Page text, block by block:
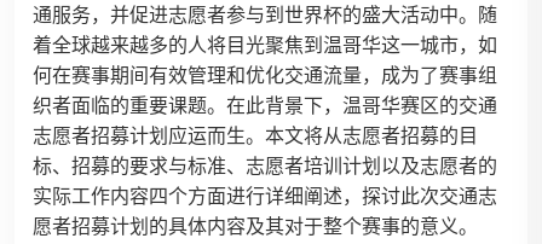
通服务，并促进志愿者参与到世界杯的盛大活动中。随
着全球越来越多的人将目光聚焦到温哥华这一城市，如
何在赛事期间有效管理和优化交通流量，成为了赛事组
织者面临的重要课题。在此背景下，温哥华赛区的交通
志愿者招募计划应运而生。本文将从志愿者招募的目
标、招募的要求与标准、志愿者培训计划以及志愿者的
实际工作内容四个方面进行详细阐述，探讨此次交通志
愿者招募计划的具体内容及其对于整个赛事的意义。